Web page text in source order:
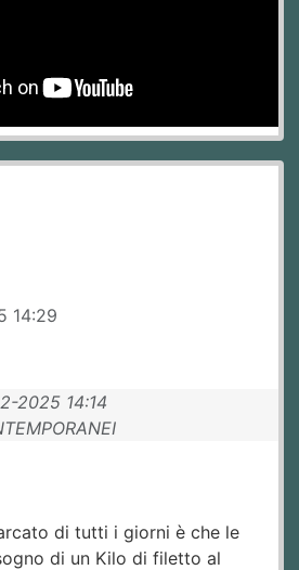
14:29
2025 14:14
di tutti i giorni è che le
di un Kilo di filetto al